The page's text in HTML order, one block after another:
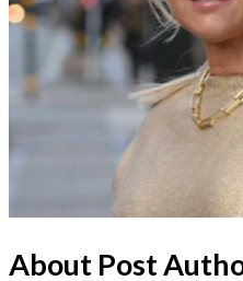
About Post